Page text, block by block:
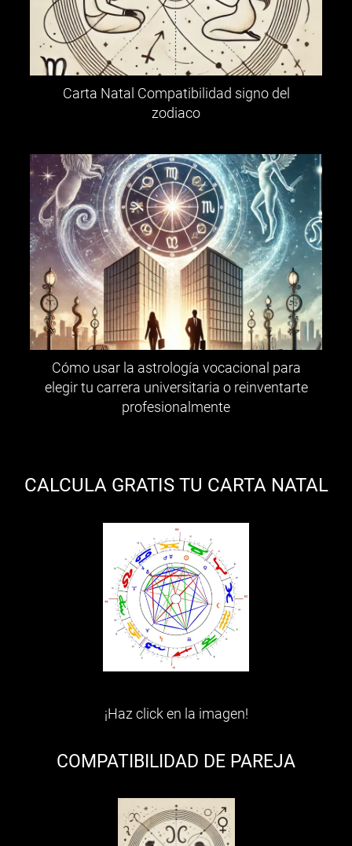
Carta Natal Compatibilidad signo del
zodiaco
Cómo usar la astrología vocacional para
elegir tu carrera universitaria o reinventarte
profesionalmente
CALCULA GRATIS TU CARTA NATAL
¡Haz click en la imagen!
COMPATIBILIDAD DE PAREJA